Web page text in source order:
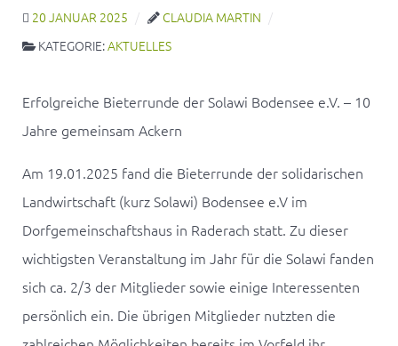
20 JANUAR 2025
CLAUDIA MARTIN
KATEGORIE:AKTUELLES
Erfolgreiche Bieterrunde der Solawi Bodensee e.V. – 10
Jahre gemeinsam Ackern
Am 19.01.2025 fand die Bieterrunde der solidarischen
Landwirtschaft (kurz Solawi) Bodensee e.V im
Dorfgemeinschaftshaus in Raderach statt. Zu dieser
wichtigsten Veranstaltung im Jahr für die Solawi fanden
sich ca. 2/3 der Mitglieder sowie einige Interessenten
persönlich ein. Die übrigen Mitglieder nutzten die